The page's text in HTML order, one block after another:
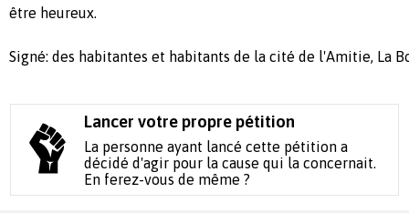
être heureux.
Signé: des habitantes et habitants de la cité de l'Amitie, La
Lancer votre propre pétition
La personne ayant lancé cette pétition a
décidé d'agir pour la cause qui la concernait.
En ferez-vous de même ?